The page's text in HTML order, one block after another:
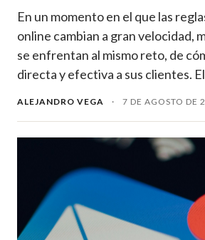
En un momento en el que las
online cambian a gran velocidad,
se enfrentan al mismo reto, de
directa y efectiva a sus clientes.
ALEJANDRO VEGA · 7 DE AGOSTO DE